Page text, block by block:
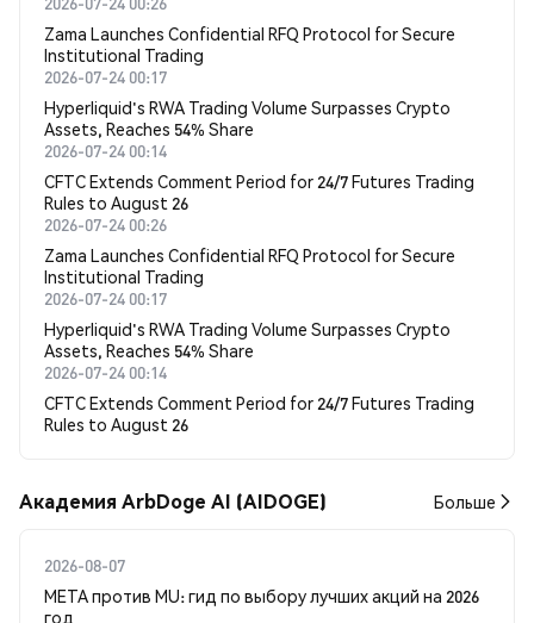
Zama Launches Confidential RFQ Protocol for Secure
Institutional Trading
2026-07-24 00:17
Hyperliquid's RWA Trading Volume Surpasses Crypto
Assets, Reaches 54% Share
2026-07-24 00:14
CFTC Extends Comment Period for 24/7 Futures Trading
Rules to August 26
2026-07-24 00:26
Zama Launches Confidential RFQ Protocol for Secure
Institutional Trading
2026-07-24 00:17
Hyperliquid's RWA Trading Volume Surpasses Crypto
Assets, Reaches 54% Share
2026-07-24 00:14
CFTC Extends Comment Period for 24/7 Futures Trading
Rules to August 26
Академия ArbDoge AI (AIDOGE) Больше
2026-08-07
META против MU: гид по выбору лучших акций на 2026
год